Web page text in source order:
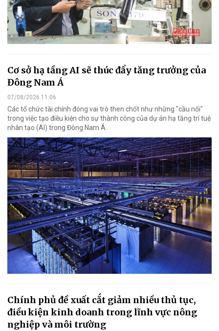
Cơ sở hạ tầng AI sẽ thúc đẩy tăng trưởng của
Đông Nam Á
07/08/2026 11:06
Các tổ chức tài chính đóng vai trò then chốt như những "cầu nối"
trong việc tạo điều kiện cho sự thành công của dự án hạ tầng trí tuệ
nhân tạo (AI) trong Đông Nam Á.
Chính phủ đề xuất cắt giảm nhiều thủ tục,
điều kiện kinh doanh trong lĩnh vực nông
nghiệp và môi trường